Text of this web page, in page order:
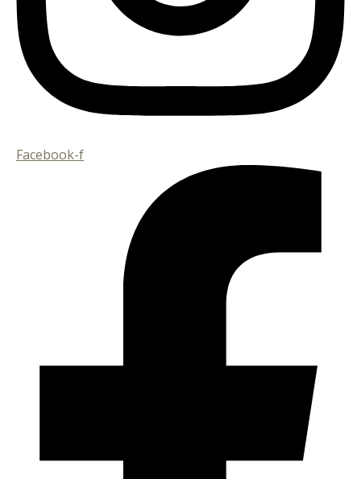
Facebook-f